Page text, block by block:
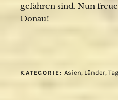
gefahren sind. Nun
Donau!
KATEGORIE: Asien, Länder,